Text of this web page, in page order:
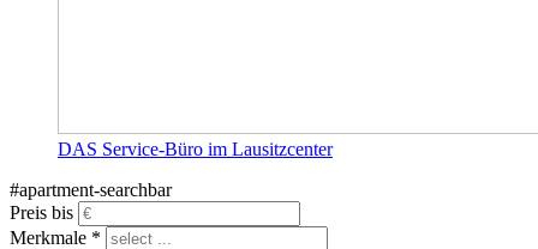
DAS Service-Büro im Lausitzcenter
#apartment-searchbar
Preis bis
Merkmale *